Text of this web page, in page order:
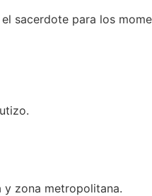
sacerdote para los
y zona metropolitana.